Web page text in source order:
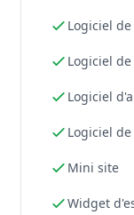
Logiciel
Logiciel
Logiciel
Logiciel
Mini site
Widget